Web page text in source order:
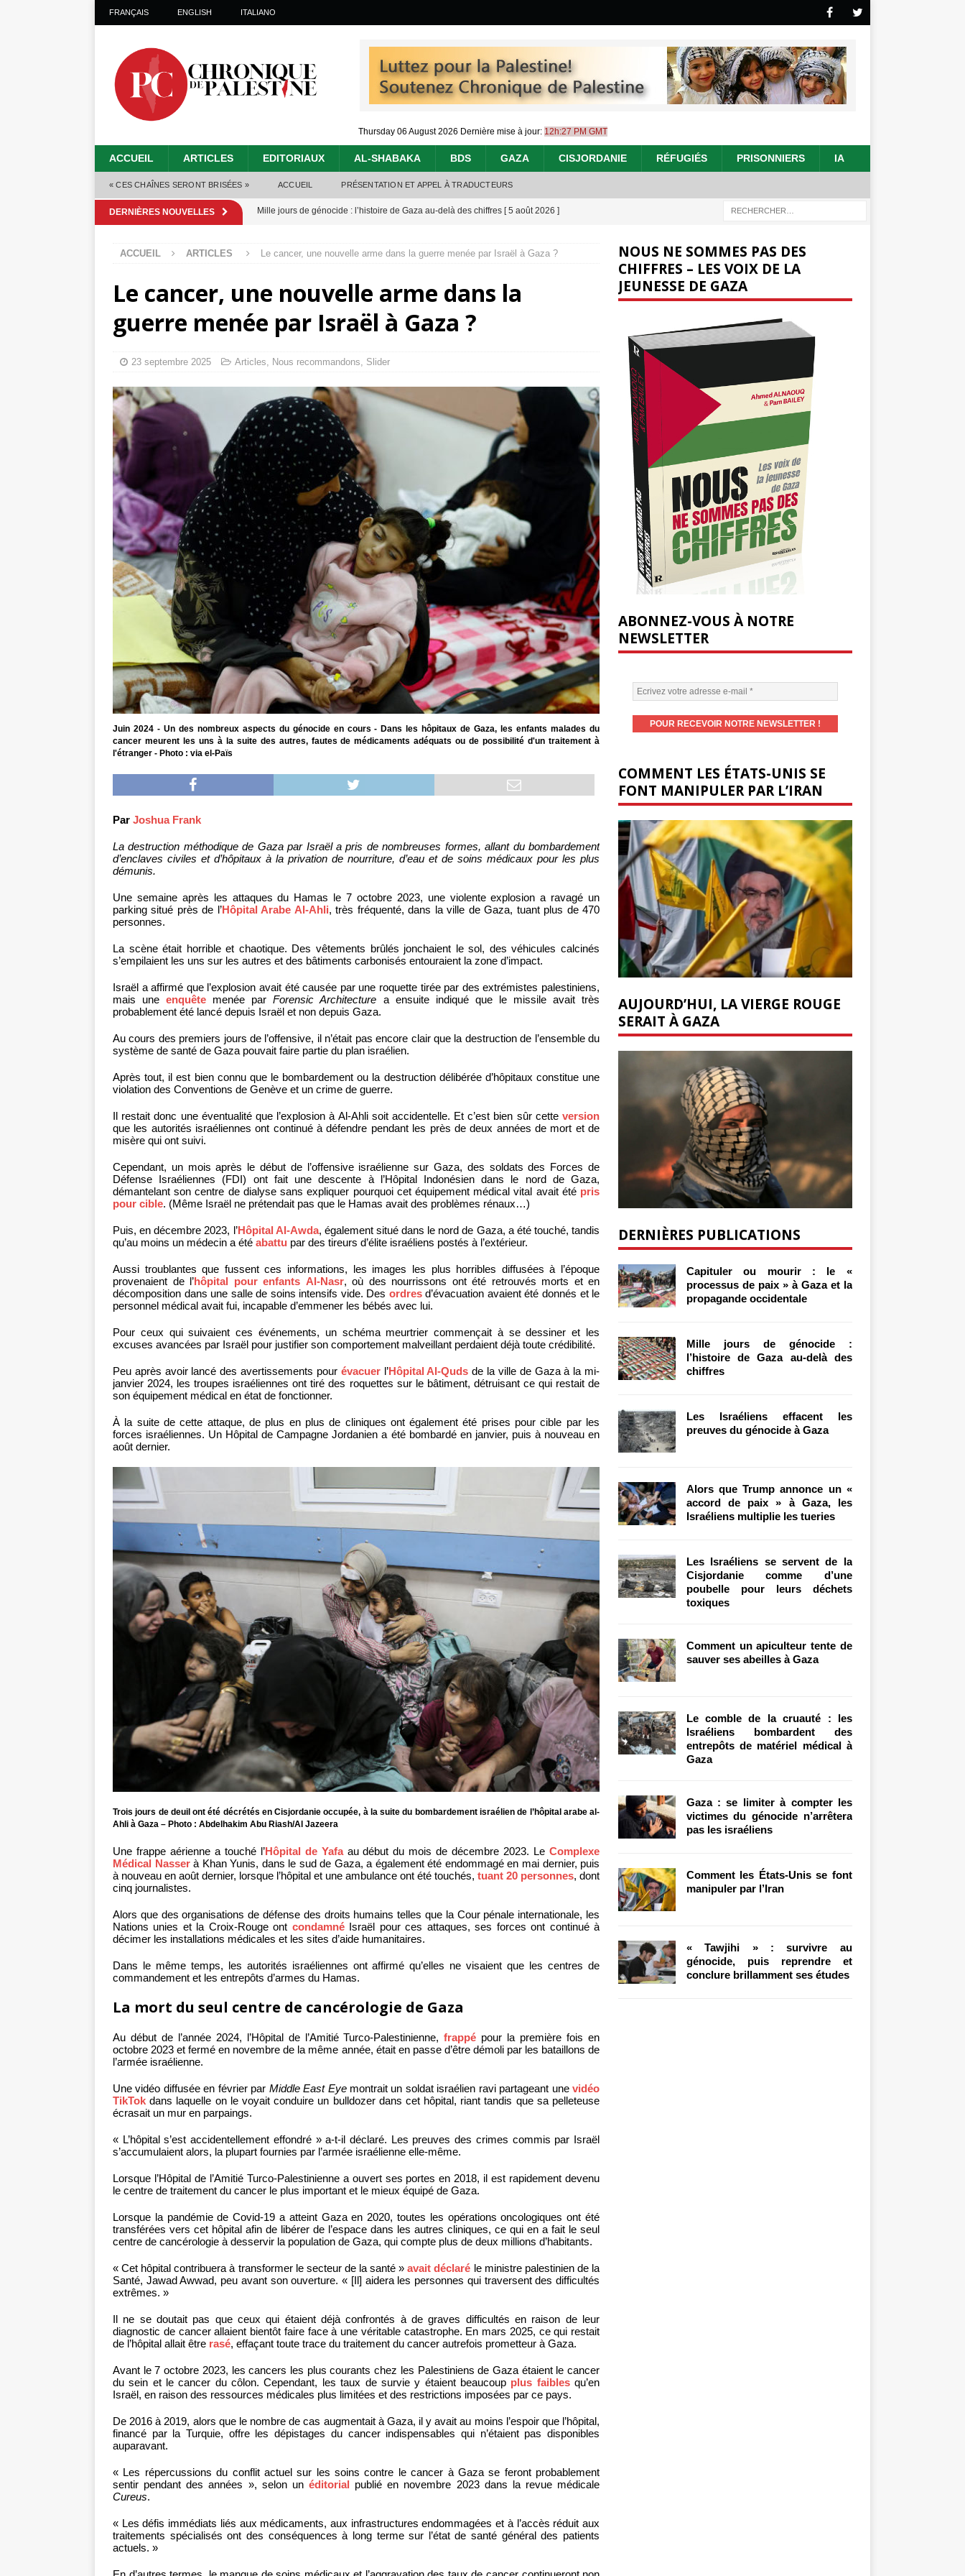
FRANÇAIS ENGLISH ITALIANO
Thursday 06 August 2026 Dernière mise à jour: 12h:27 PM GMT
ACCUEIL ARTICLES EDITORIAUX AL-SHABAKA BDS GAZA CISJORDANIE RÉFUGIÉS PRISONNIERS IA
« CES CHAÎNES SERONT BRISÉES » ACCUEIL PRÉSENTATION ET APPEL À TRADUCTEURS
DERNIÈRES NOUVELLES Mille jours de génocide : l’histoire de Gaza au-delà des chiffres [ 5 août 2026 ]
Alors que Trump annonce un « accord de paix » à Gaza, les Israéliens multiplie les
toxiques[ 3 août 2026 ]
Capituler ou mourir : le « processus de paix » à Gaza et la propagande occidentale
ACCUEIL ARTICLES Le cancer, une nouvelle arme dans la guerre menée par Israël à Gaza ?
Le cancer, une nouvelle arme dans la
guerre menée par Israël à Gaza ?
23 septembre 2025 Articles, Nous recommandons, Slider
Juin 2024 - Un des nombreux aspects du génocide en cours - Dans les hôpitaux de Gaza, les enfants malades du
cancer meurent les uns à la suite des autres, fautes de médicaments adéquats ou de possibilité d'un traitement à
l'étranger - Photo : via el-Païs
Par Joshua Frank
La destruction méthodique de Gaza par Israël a pris de nombreuses formes, allant du bombardement
d’enclaves civiles et d’hôpitaux à la privation de nourriture, d’eau et de soins médicaux pour les plus
démunis.
Une semaine après les attaques du Hamas le 7 octobre 2023, une violente explosion a ravagé un
parking situé près de l’Hôpital Arabe Al-Ahli, très fréquenté, dans la ville de Gaza, tuant plus de 470
personnes.
La scène était horrible et chaotique. Des vêtements brûlés jonchaient le sol, des véhicules calcinés
s’empilaient les uns sur les autres et des bâtiments carbonisés entouraient la zone d’impact.
Israël a affirmé que l’explosion avait été causée par une roquette tirée par des extrémistes palestiniens,
mais uneenquête menée parForensic Architecture a ensuite indiqué que le missile avait très
probablement été lancé depuis Israël et non depuis Gaza.
Au cours des premiers jours de l’offensive, il n’était pas encore clair que la destruction de l’ensemble du
système de santé de Gaza pouvait faire partie du plan israélien.
Après tout, il est bien connu que le bombardement ou la destruction délibérée d’hôpitaux constitue une
violation des Conventions de Genève et un crime de guerre.
Il restait donc une éventualité que l’explosion à Al-Ahli soit accidentelle. Et c’est bien sûr cetteversion
que les autorités israéliennes ont continué à défendre pendant les près de deux années de mort et de
misère qui ont suivi.
Cependant, un mois après le début de l’offensive israélienne sur Gaza, des soldats des Forces de
Défense Israéliennes (FDI) ont fait une descente à l’Hôpital Indonésien dans le nord de Gaza,
démantelant son centre de dialyse sans expliquer pourquoi cet équipement médical vital avait été pris
pour cible. (Même Israël ne prétendait pas que le Hamas avait des problèmes rénaux…)
Puis, en décembre 2023, l’Hôpital Al-Awda, également situé dans le nord de Gaza, a été touché, tandis
qu’au moins un médecin a été abattu par des tireurs d’élite israéliens postés à l’extérieur.
Aussi troublantes que fussent ces informations, les images les plus horribles diffusées à l’époque
provenaient de l’hôpital pour enfants Al-Nasr, où des nourrissons ont été retrouvés morts et en
décomposition dans une salle de soins intensifs vide. Des ordresd’évacuation avaient été donnés et le
personnel médical avait fui, incapable d’emmener les bébés avec lui.
Pour ceux qui suivaient ces événements, un schéma meurtrier commençait à se dessiner et les
excuses avancées par Israël pour justifier son comportement malveillant perdaient déjà toute crédibilité.
Peu après avoir lancé des avertissements pour évacuerl’Hôpital Al-Quds de la ville de Gaza à la mi-
janvier 2024, les troupes israéliennes ont tiré des roquettes sur le bâtiment, détruisant ce qui restait de
son équipement médical en état de fonctionner.
À la suite de cette attaque, de plus en plus de cliniques ont également été prises pour cible par les
forces israéliennes. Un Hôpital de Campagne Jordanien a été bombardé en janvier, puis à nouveau en
août dernier.
Trois jours de deuil ont été décrétés en Cisjordanie occupée, à la suite du bombardement israélien de l’hôpital arabe al-
Ahli à Gaza – Photo : Abdelhakim Abu Riash/Al Jazeera
Une frappe aérienne a touché l’Hôpital de Yafaau début du mois de décembre 2023. LeComplexe
Médical Nasserà Khan Yunis, dans le sud de Gaza, a également été endommagé en mai dernier, puis
à nouveau en août dernier, lorsque l’hôpital et une ambulance ont été touchés,tuant 20 personnes, dont
cinq journalistes.
Alors que des organisations de défense des droits humains telles que la Cour pénale internationale, les
Nations unies et la Croix-Rouge ont condamnéIsraël pour ces attaques, ses forces ont continué à
décimer les installations médicales et les sites d’aide humanitaires.
Dans le même temps, les autorités israéliennes ont affirmé qu’elles ne visaient que les centres de
commandement et les entrepôts d’armes du Hamas.
La mort du seul centre de cancérologie de Gaza
Au début de l’année 2024, l’Hôpital de l’Amitié Turco-Palestinienne,frappé pour la première fois en
octobre 2023 et fermé en novembre de la même année, était en passe d’être démoli par les bataillons de
l’armée israélienne.
Une vidéo diffusée en février par Middle East Eyemontrait un soldat israélien ravi partageant unevidéo
TikTok dans laquelle on le voyait conduire un bulldozer dans cet hôpital, riant tandis que sa pelleteuse
écrasait un mur en parpaings.
« L’hôpital s’est accidentellement effondré » a-t-il déclaré. Les preuves des crimes commis par Israël
s’accumulaient alors, la plupart fournies par l’armée israélienne elle-même.
Lorsque l’Hôpital de l’Amitié Turco-Palestinienne a ouvert ses portes en 2018, il est rapidement devenu
le centre de traitement du cancer le plus important et le mieux équipé de Gaza.
Lorsque la pandémie de Covid-19 a atteint Gaza en 2020, toutes les opérations oncologiques ont été
transférées vers cet hôpital afin de libérer de l’espace dans les autres cliniques, ce qui en a fait le seul
centre de cancérologie à desservir la population de Gaza, qui compte plus de deux millions d’habitants.
« Cet hôpital contribuera à transformer le secteur de la santé »avait déclaré le ministre palestinien de la
Santé, Jawad Awwad, peu avant son ouverture. « [Il] aidera les personnes qui traversent des difficultés
extrêmes. »
Il ne se doutait pas que ceux qui étaient déjà confrontés à de graves difficultés en raison de leur
diagnostic de cancer allaient bientôt faire face à une véritable catastrophe. En mars 2025, ce qui restait
de l’hôpital allait être rasé, effaçant toute trace du traitement du cancer autrefois prometteur à Gaza.
Avant le 7 octobre 2023, les cancers les plus courants chez les Palestiniens de Gaza étaient le cancer
du sein et le cancer du côlon. Cependant, les taux de survie y étaient beaucoup plus faiblesqu’en
Israël, en raison des ressources médicales plus limitées et des restrictions imposées par ce pays.
De 2016 à 2019, alors que le nombre de cas augmentait à Gaza, il y avait au moins l’espoir que l’hôpital,
financé par la Turquie, offre les dépistages du cancer indispensables qui n’étaient pas disponibles
auparavant.
« Les répercussions du conflit actuel sur les soins contre le cancer à Gaza se feront probablement
sentir pendant des années », selon un éditorial publié en novembre 2023 dans la revue médicale
Cureus.
« Les défis immédiats liés aux médicaments, aux infrastructures endommagées et à l’accès réduit aux
traitements spécialisés ont des conséquences à long terme sur l’état de santé général des patients
actuels. »
NOUS NE SOMMES PAS DES
CHIFFRES – LES VOIX DE LA
JEUNESSE DE GAZA
ABONNEZ-VOUS À NOTRE
NEWSLETTER
COMMENT LES ÉTATS-UNIS SE
FONT MANIPULER PAR L’IRAN
AUJOURD’HUI, LA VIERGE ROUGE
SERAIT À GAZA
DERNIÈRES PUBLICATIONS
Capituler ou mourir : le «
processus de paix » à Gaza et la
propagande occidentale
Mille jours de génocide :
l’histoire de Gaza au-delà des
chiffres
Les Israéliens effacent les
preuves du génocide à Gaza
Alors que Trump annonce un «
accord de paix » à Gaza, les
Israéliens multiplie les tueries
Les Israéliens se servent de la
Cisjordanie comme d’une
poubelle pour leurs déchets
toxiques
Comment un apiculteur tente de
sauver ses abeilles à Gaza
Le comble de la cruauté : les
Israéliens bombardent des
entrepôts de matériel médical à
Gaza
Gaza : se limiter à compter les
victimes du génocide n’arrêtera
pas les israéliens
Comment les États-Unis se font
manipuler par l’Iran
« Tawjihi » : survivre au
génocide, puis reprendre et
conclure brillamment ses études